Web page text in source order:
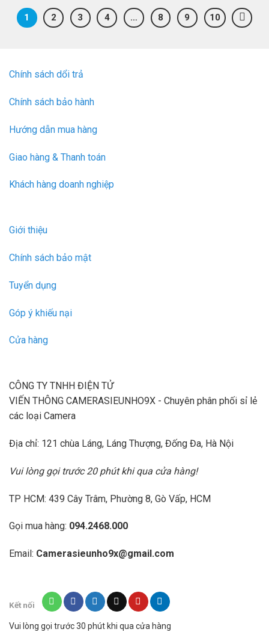
1 2 3 4 … 8 9 10
Chính sách dổi trả
Chính sách bảo hành
Hướng dẫn mua hàng
Giao hàng & Thanh toán
Khách hàng doanh nghiệp
Giới thiệu
Chính sách bảo mật
Tuyển dụng
Góp ý khiếu nại
Cửa hàng
CÔNG TY TNHH ĐIỆN TỬ
VIẾN THÔNG CAMERASIEUNHO9X - Chuyên phân phối sỉ lẻ
các loại Camera
Địa chỉ: 121 chùa Láng, Láng Thượng, Đống Đa, Hà Nội
Vui lòng gọi trước 20 phút khi qua cửa hàng!
TP HCM: 439 Cây Trâm, Phường 8, Gò Vấp, HCM
Gọi mua hàng: 094.2468.000
Email: Camerasieunho9x@gmail.com
Kết nối
Vui lòng gọi trước 30 phút khi qua cửa hàng